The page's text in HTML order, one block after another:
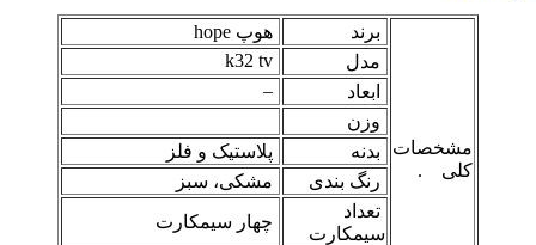
مشخصات
کلی .
برند
هوپ hope
مدل
ابعاد
–
وزن
بدنه
پلاستیک و فلز
رنگ بندی
مشکی، سبز
تعداد
سیمکارت
چهار سیمکارت